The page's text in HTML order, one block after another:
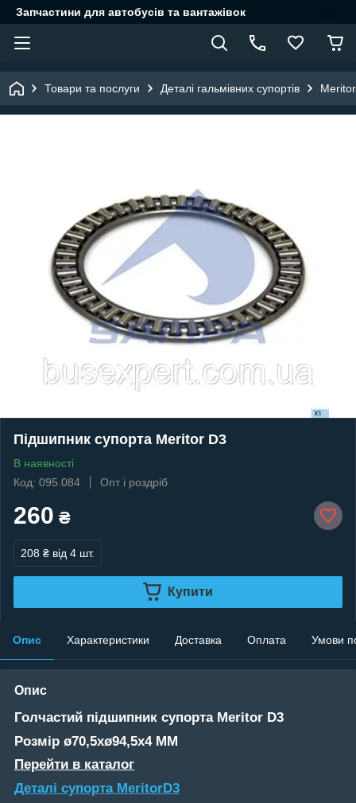
Запчастини для автобусів та вантажівок
Товари та послуги Деталі гальмівних супортів Meritor
Підшипник супорта Meritor D3
В наявності
Код: 095.084
Опт і роздріб
260 ₴
208 ₴ від 4 шт.
Купити
Опис Характеристики Доставка Оплата Умови
Опис
Голчастий підшипник супорта Meritor D3
Розмір ø70,5xø94,5x4 MM
Перейти в каталог
Деталі супорта MeritorD3